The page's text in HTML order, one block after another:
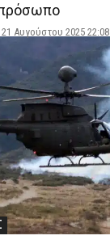
21 Αυγούστου 2025 22:08